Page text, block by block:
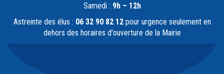
Samedi : 9h – 12h
Astreinte des élus : 06 32 90 82 12pour urgence seulement en
dehors des horaires d'ouverture de la Mairie